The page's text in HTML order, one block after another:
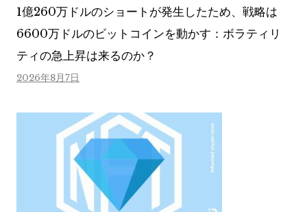
1億260万ドルのショートが発生したため、戦略は
6600万ドルのビットコインを動かす：ボラティリ
ティの急上昇は来るのか？
2026年8月7日